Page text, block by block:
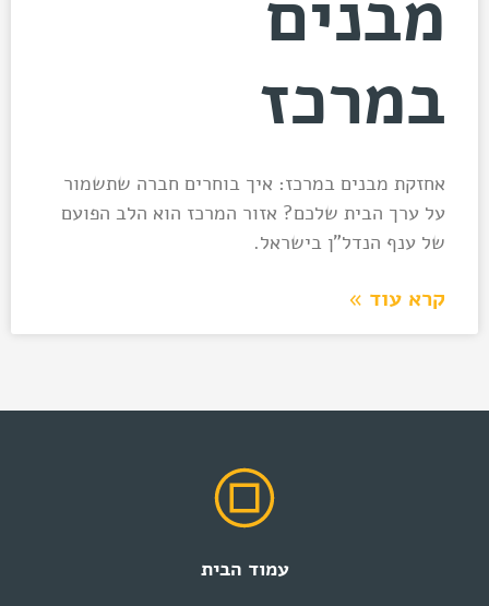
במרכז
אחזקת מבנים במרכז: איך בוחרים חברה שתשמור
על ערך הבית שלכם? אזור המרכז הוא הלב הפועם
של ענף הנדל"ן בישראל.
קרא עוד »
עמוד הבית